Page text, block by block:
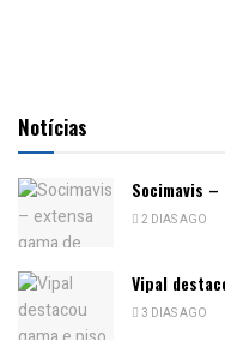
Notícias
Socimavis
2 DIAS AGO
Vipal
3 DIAS AGO